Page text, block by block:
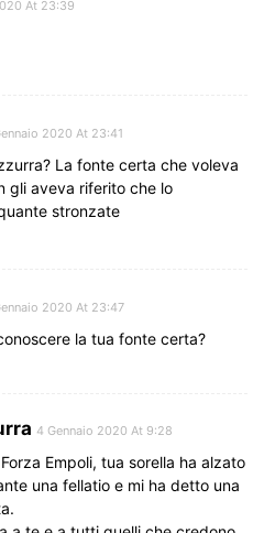
At 23:39
2020 At 23:41
La fonte certa che voleva
gli aveva riferito che lo
stronzate
2020 At 23:47
la tua fonte certa?
4 Gennaio 2020 At 9:28
Empoli, tua sorella ha alzato
una fellatio e mi ha detto una